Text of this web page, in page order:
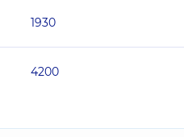
1930
4200